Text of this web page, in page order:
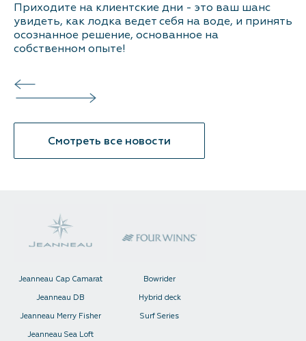
Приходите на клиентские дни - это ваш шанс
увидеть, как лодка ведет себя на воде, и принять
осознанное решение, основанное на
собственном опыте!
Смотреть все новости
Jeanneau Cap Camarat
Jeanneau DB
Jeanneau Merry Fisher
Jeanneau Sea Loft
Bowrider
Hybrid deck
Surf Series